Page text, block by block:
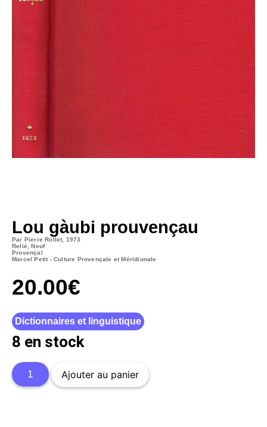
Lou gàubi prouvençau
Par Pierre Rollet, 1973
Relié, Neuf
Provençal
Marcel Petit - Culture Provençale et Méridionale
20.00€
Dictionnaires et linguistique
8 en stock
Ajouter au panier